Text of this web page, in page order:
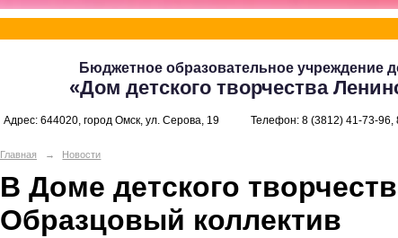
Бюджетное образовательное учреждение
«Дом детского творчества
Адрес: 644020, город Омск, ул. Серова, 19 Телефон: 8 (3812) 41-73-96,
Главная → Новости
В Доме детского
Образцовый коллектив